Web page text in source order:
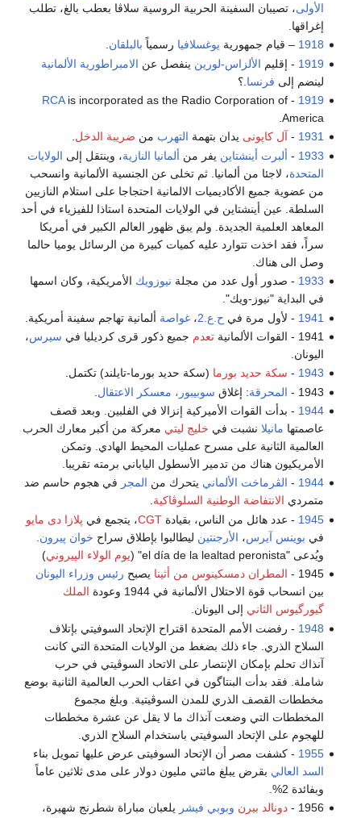
الأولى، تصيبان السفينة الحربية الروسية سلاڤا بعطب بالغ، تطلب
إغراقها.
1918 – قيام جمهورية يوغسلافيا رسمياً بالبلقان
1919 - إقليم الألزاس-لورين ينفصل عن الامبراطورية الألمانية
لينضم إلى فرنسا .؟
1919
-
RCAis incorporated as the Radio Corporation of
America.
1931
- آل كاپونى يدان بتهمة التهرب من ضريبة الدخل.
1933
- ألبرت أينشتاين يفر من ألمانيا النازية، وينتقل إلى الولايات
المتحدة، لاجئا من ألمانيا. ثم تخلى عن الجنسية الألمانية وانسحب
من عضوية جميع الأكاديميات الالمانية احتجاجا على استلام النازيين
السلطة. عين أينشتاين في الولايات المتحدة استاذا للفيزياء في أحد
المعاهد العلمية الجديدة. ولم يبق ظهور العالم الكبير في أمريكا
سراً، فقد اخذت تتوارد عليه كميات كبيرة من الرسائل يوميا حالما
وصل الى هناك.
1933 - صدور أول عدد من مجلة نيوزويك الأمريكية، وكان اسمها
في البداية "نيوز-ويك".
1941 - لأول مرة في ح.ع.2 ،غواصة ألمانية تهاجم سفينة أمريكية.
1941 - القوات الألمانية
تعدم جميع ذكور قرى كرديليا في سيرس،
اليونان.
1943
- سكة حديد بورما (سكة حديد بورما-تايلند) تكتمل.
1943 -
المحرقة: إغلاق سوبيبور، معسكر الاعتقال
1944 - بدأت القوات الأميركية إنزالا في الفلبين. وبعد قصف
عاصمتها مانيلا نشبت في خليج ليتي معركة من أكبر معارك الحرب
العالمية الثانية على مسرح عمليات المحيط الهادي. وتمكن
الأمريكيون هناك من تدمير الأسطول الياباني برمته تقريبا.
1944
- الڤرماخت الألماني يتحرك من المجر في هجوم حاسم ضد
متمردي الانتفاضة الوطنية السلوڤاكية.
1945 - عدد هائل من الناس، بقيادةCGT، يتجمع في پلازا دى مايو
في بوينس آيرس، الأرجنتين ليطالبوا بإطلاق سراح خوان پيرون
ويُدعى "el día de la lealtad peronista" (
يوم الولاء الپيروني)
1945 -
المطران دمسكينوس من أثينا يصبح رئيس وزراء اليونان
بين انسحاب قوة الاحتلال الألمانية في 1944 وعودة
الملك
گيورگيوس الثاني إلى اليونان.
1948 - رفضت الأمم المتحدة اقتراح الإتحاد السوفيتي بإتلاف
السلاح الذري. جاء ذلك بضغط من الولايات المتحدة التي كانت
آنذاك تحلم بإمكان الإنتصار على الاتحاد السوڤيتي في حرب
شاملة. فقد بدأت البنتاگون في اعقاب الحرب العالمية الثانية بوضع
مخططات القصف الذري للمدن السوڤيتية. وبلغ مجموع
المخططات التي وضعت آنذاك ما لا يقل عن عشرة مخططات
للهجوم على الإتحاد السوفيتي باستخدام السلاح الذري.
1955 - كشفت مصر أن الإتحاد السوفيتى عرض عليها تمويل بناء
السد العالي بقرض يبلغ مائتي مليون دولار على مدى ثلاثين عاماً
وبفائدة 2%.
1956 -
دونالد بيرن وبوبي فيشر يلعبان مباراة شطرنج شهيرة،